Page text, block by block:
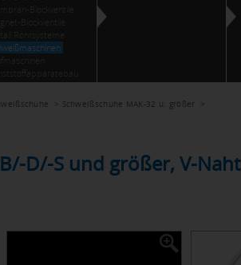
> Schweißschuhe MAK-32 u. größer >
D/-S und größer, V-Naht